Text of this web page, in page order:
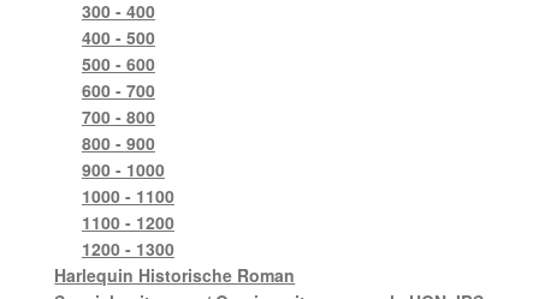
300 - 400
400 - 500
500 - 600
600 - 700
700 - 800
800 - 900
900 - 1000
1000 - 1100
1100 - 1200
1200 - 1300
Harlequin Historische Roman